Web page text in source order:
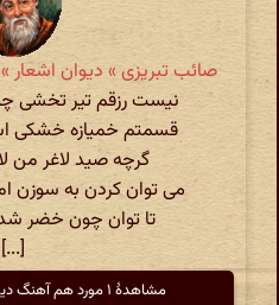
صائب تبریزی » دیوان اشعار »
نیست رزقم تیر تخشی
قسمتم خمیازه خشکی
گرچه صید لاغر من
می توان کردن به
تا توان چون خضر شد
[...]
مشاهدهٔ ۱ مورد هم آهنگ دیگر از صائب تبریزی